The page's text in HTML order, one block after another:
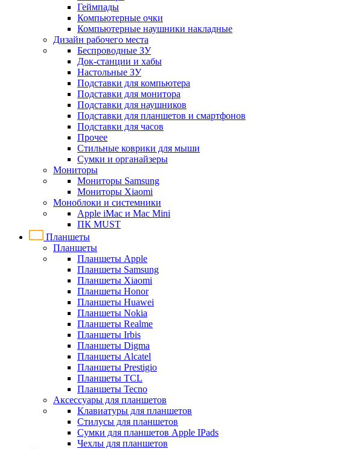
Геймпады
Компьютерные очки
Компьютерные наушники накладные
Дизайн рабочего места
Беспроводные ЗУ
Док-станции и хабы
Настольные ЗУ
Подставки для компьютера
Подставки для монитора
Подставки для наушников
Подставки для планшетов и смартфонов
Подставки для часов
Прочее
Стильные коврики для мыши
Сумки и органайзеры
Мониторы
Мониторы Samsung
Мониторы Xiaomi
Моноблоки и системники
Apple iMac и Mac Mini
ПК MUST
Планшеты
Планшеты
Планшеты Apple
Планшеты Samsung
Планшеты Xiaomi
Планшеты Honor
Планшеты Huawei
Планшеты Nokia
Планшеты Realme
Планшеты Irbis
Планшеты Digma
Планшеты Alcatel
Планшеты Prestigio
Планшеты TCL
Планшеты Tecno
Аксессуары для планшетов
Клавиатуры для планшетов
Стилусы для планшетов
Сумки для планшетов Apple IPads
Чехлы для планшетов